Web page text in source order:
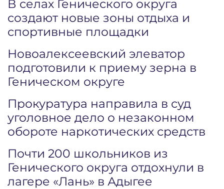
В селах Генического округа
создают новые зоны отдыха и
спортивные площадки
Новоалексеевский элеватор
подготовили к приему зерна в
Геническом округе
Прокуратура направила в суд
уголовное дело о незаконном
обороте наркотических средств
Почти 200 школьников из
Генического округа отдохнули в
лагере «Лань» в Адыгее